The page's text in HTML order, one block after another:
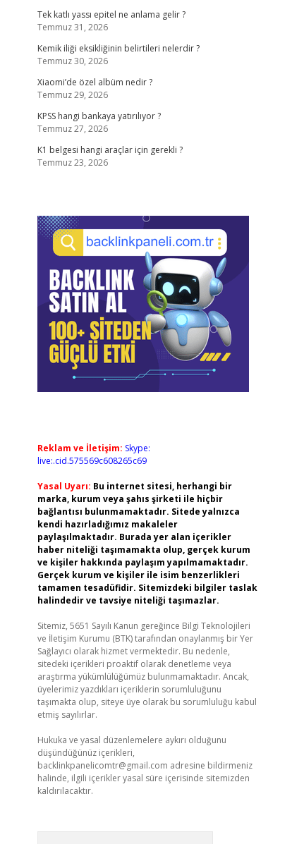
Tek katlı yassı epitel ne anlama gelir ?
Temmuz 31, 2026
Kemik iliği eksikliğinin belirtileri nelerdir ?
Temmuz 30, 2026
Xiaomi’de özel albüm nedir ?
Temmuz 29, 2026
KPSS hangi bankaya yatırılıyor ?
Temmuz 27, 2026
K1 belgesi hangi araçlar için gerekli ?
Temmuz 23, 2026
Reklam ve İletişim: Skype:
live:.cid.575569c608265c69
Yasal Uyarı: Bu internet sitesi, herhangi bir
marka, kurum veya şahıs şirketi ile hiçbir
bağlantısı bulunmamaktadır. Sitede yalnızca
kendi hazırladığımız makaleler
paylaşılmaktadır. Burada yer alan içerikler
haber niteliği taşımamakta olup, gerçek kurum
ve kişiler hakkında paylaşım yapılmamaktadır.
Gerçek kurum ve kişiler ile isim benzerlikleri
tamamen tesadüfidir. Sitemizdeki bilgiler taslak
halindedir ve tavsiye niteliği taşımazlar.
Sitemiz, 5651 Sayılı Kanun gereğince Bilgi Teknolojileri
ve İletişim Kurumu (BTK) tarafından onaylanmış bir Yer
Sağlayıcı olarak hizmet vermektedir. Bu nedenle,
sitedeki içerikleri proaktif olarak denetleme veya
araştırma yükümlülüğümüz bulunmamaktadır. Ancak,
üyelerimiz yazdıkları içeriklerin sorumluluğunu
taşımakta olup, siteye üye olarak bu sorumluluğu kabul
etmiş sayılırlar.
Hukuka ve yasal düzenlemelere aykırı olduğunu
düşündüğünüz içerikleri,
backlinkpanelicomtr@gmail.com adresine bildirmeniz
halinde, ilgili içerikler yasal süre içerisinde sitemizden
kaldırılacaktır.